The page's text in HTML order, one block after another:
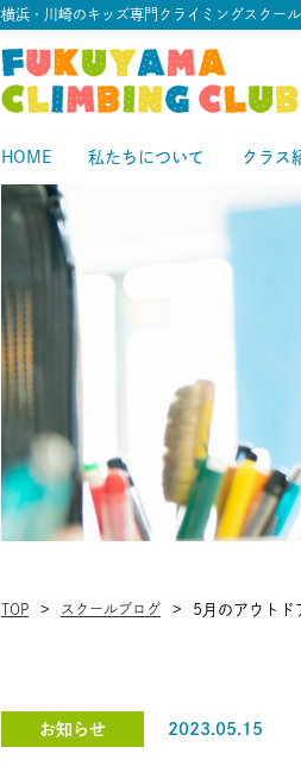
横浜・川崎のキッズ専門クライミングスクー
HOME 私たちについて クラス
TOP スクールブログ 5月のアウトド
お知らせ 2023.05.15